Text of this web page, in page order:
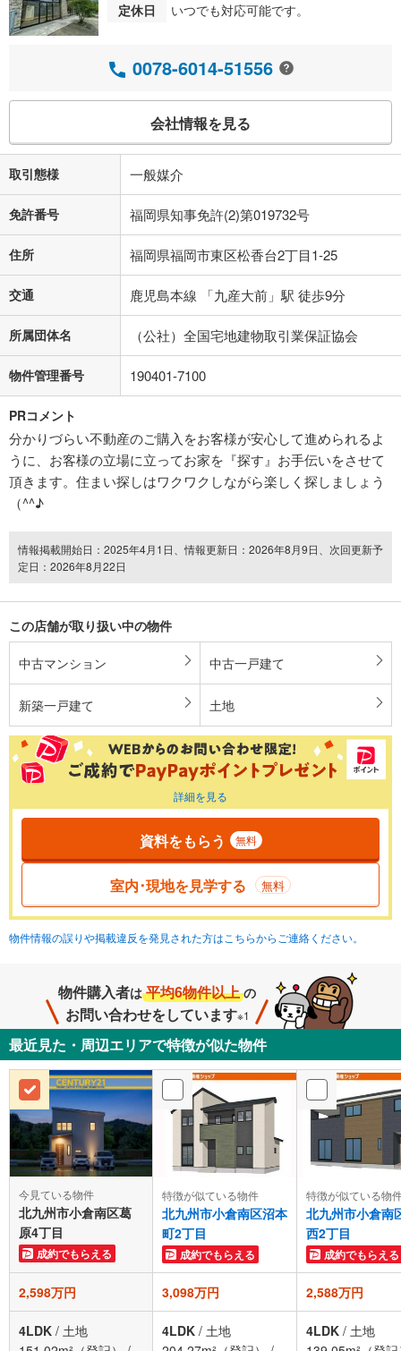
定休日
いつでも対応可能です。
0078-6014-51556
会社情報を見る
取引態様 一般媒介
免許番号 福岡県知事免許(2)第019732号
住所 福岡県福岡市東区松香台2丁目1-25
交通 鹿児島本線 「九産大前」駅 徒歩9分
所属団体名 （公社）全国宅地建物取引業保証協会
物件管理番号 190401-7100
PRコメント
分かりづらい不動産のご購入をお客様が安心して進められるよ
うに、お客様の立場に立ってお家を『探す』お手伝いをさせて
頂きます。住まい探しはワクワクしながら楽しく探しましょう
（^^♪
情報掲載開始日：2025年4月1日、情報更新日：2026年8月9日、次回更新予
定日：2026年8月22日
この店舗が取り扱い中の物件
中古マンション 中古一戸建て
新築一戸建て 土地
詳細を見る
資料をもらう 無料
室内･現地を見学する 無料
物件情報の誤りや掲載違反を発見された方はこちらからご連絡ください。
物件購入者は 平均6物件以上 の
お問い合わせをしています※1
最近見た・周辺エリアで特徴が似た物件
今見ている物件
北九州市小倉南区葛
原4丁目
成約でもらえる
特徴が似ている物件
北九州市小倉南区沼本
町2丁目
成約でもらえる
特徴が似ている物
北九州市小倉南
西2丁目
成約でもらえる
2,598万円 3,098万円 2,588万円
4LDK / 土地
4LDK / 土地
4LDK / 土地